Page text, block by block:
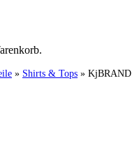
» Shirts & Tops » KjBRAND